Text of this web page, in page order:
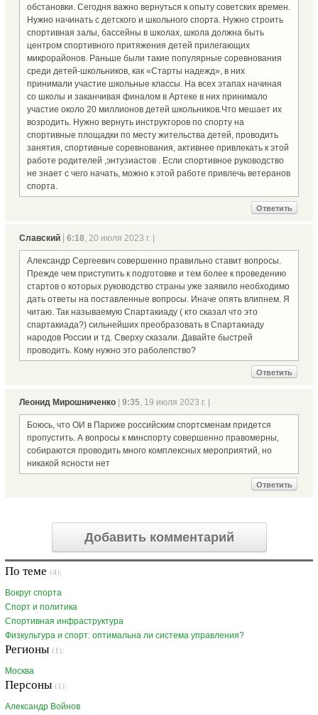
обстановки. Сегодня важно вернуться к опыту советских времен.
Нужно начинать с детского и школьного спорта. Нужно строить
спортивная залы, бассейны в школах, школа должна быть
центром спортивного притяжения детей прилегающих
микрорайонов. Раньше были такие популярные соревнования
среди детей-школьников, как «Старты надежд», в них
принимали участие школьные классы. На всех этапах начиная
со школы и заканчивая финалом в Артеке в них принимало
участие около 20 миллионов детей школьников.Что мешает их
возродить. Нужно вернуть инструкторов по спорту на
спортивные площадки по месту жительства детей, проводить
занятия, спортивные соревнования, активнее привлекать к этой
работе родителей ,энтузиастов . Если спортивное руководство
не знает с чего начать, можно к этой работе привлечь ветеранов
спорта.
Ответить
Славский | 6:18, 20 июля 2023 г. |
Александр Сергеевич совершенно правильно ставит вопросы.
Прежде чем приступить к подготовке и тем более к проведению
стартов о которых руководство страны уже заявило необходимо
дать ответы на поставленные вопросы. Иначе опять влипнем. Я
читаю. Так называемую Спартакиаду ( кто сказал что это
спартакиада?) сильнейших преобразовать в Спартакиаду
народов России и тд. Сверху сказали. Давайте быстрей
проводить. Кому нужно это раболепство?
Ответить
Леонид Мирошниченко | 9:35 , 19 июля 2023 г. |
Боюсь, что ОИ в Париже российским спортсменам придется
пропустить. А вопросы к минспорту совершенно правомерны,
собираются проводить много комплексных мероприятий, но
никакой ясности нет
Ответить
Добавить комментарий
По теме (4):
Вокруг спорта
Спорт и политика
Спортивная инфраструктура
Физкультура и спорт: оптимальна ли система управления?
Регионы (1):
Москва
Персоны (1):
Александр Войнов